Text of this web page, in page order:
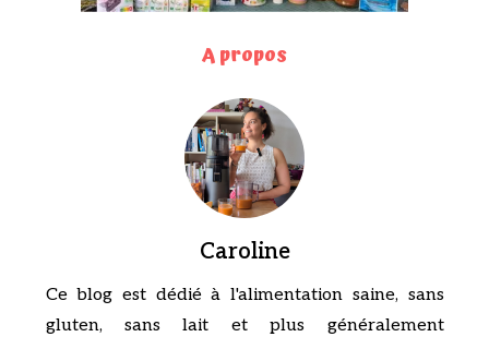
A propos
Caroline
Ce blog est dédié à l'alimentation saine, sans
gluten, sans lait et plus généralement